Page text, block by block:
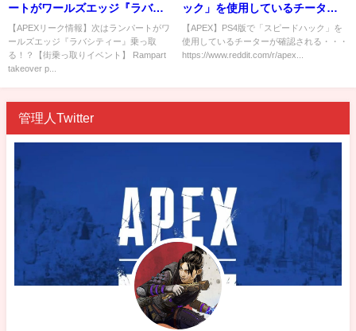
ートがワールズエッジ『ラバシ
ティー』乗っ取る！？【街乗っ
取りイベント】
【APEXリーク情報】次はランパートがワ
ールズエッジ『ラバシティー』乗っ取
る！？【街乗っ取りイベント】 Rampart
takeover p...
ック」を使用しているチーター
が確認される・・・
【APEX】PS4版で「スピードハック」を
使用しているチーターが確認される・・・
https://www.reddit.com/r/apex...
管理人Twitter